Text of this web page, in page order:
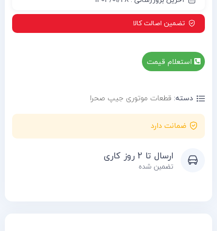
تضمین اصالت کالا
استعلام قیمت
دسته: قطعات موتوری جیپ صحرا
ضمانت دارد
ارسال تا 2 روز کاری
تضمین شده